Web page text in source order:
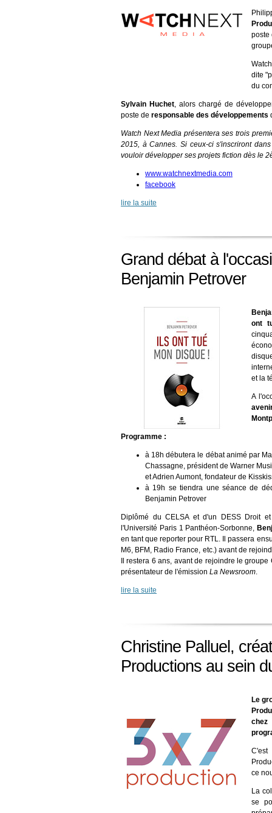
dite
du
Sylvain Huchet, alors chargé de
poste de responsable des développements
Watch Next Media présentera ses trois
2015, à Cannes. Si ceux-ci s'inscriront
vouloir développer ses projets fiction dès le
www.watchnextmedia.com
facebook
lire la suite
Grand débat à
Benjamin Petrover
ont
et la
A
Programme :
à 18h débutera le débat animé par
Chassagne, président de Warner
et Adrien Aumont, fondateur de
à 19h se tiendra une séance de
Benjamin Petrover
Diplômé du CELSA et d'un DESS Droit
l'Université Paris 1 Panthéon-Sorbonne,
en tant que reporter pour RTL. Il passera
M6, BFM, Radio France, etc.) avant de
Il restera 6 ans, avant de rejoindre le
présentateur de l'émission La Newsroom.
lire la suite
Christine Palluel,
Productions au sein
Le
ce
La
se